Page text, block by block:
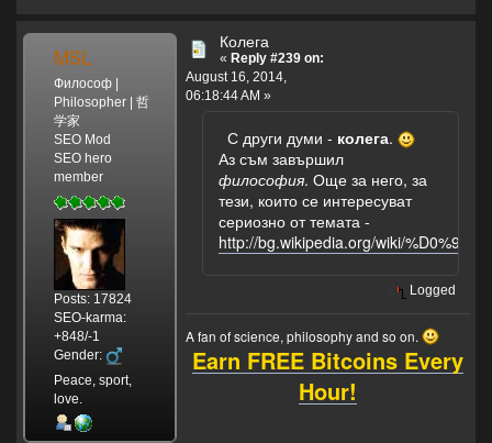
MSL
Философ |
Philosopher | 哲
学家
SEO Mod
SEO hero
member
Posts: 17824
SEO-karma:
+848/-1
Gender:
Peace, sport,
love.
Колега
« Reply #239 on:
August 16, 2014,
06:18:44 AM »
С други думи - колега.
Аз съм завършил
философия. Още за него, за
тези, които се интересуват
сериозно от темата -
http://bg.wikipedia.org/wiki/
Logged
A fan of science, philosophy and so on.
Earn FREE Bitcoins Every
Hour!